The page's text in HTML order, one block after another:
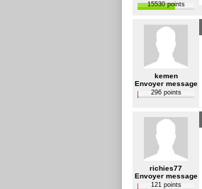
15530 points
kemen
Envoyer message
296 points
richies77
Envoyer message
121 points